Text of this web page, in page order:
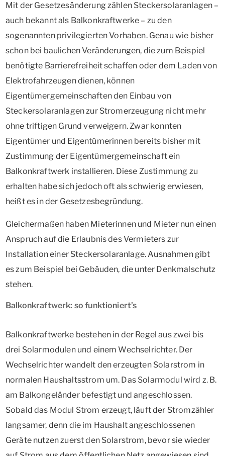
Mit der Gesetzesänderung zählen Steckersolaranlagen –
auch bekannt als Balkonkraftwerke – zu den
sogenannten privilegierten Vorhaben. Genau wie bisher
schon bei baulichen Veränderungen, die zum Beispiel
benötigte Barrierefreiheit schaffen oder dem Laden von
Elektrofahrzeugen dienen, können
Eigentümergemeinschaften den Einbau von
Steckersolaranlagen zur Stromerzeugung nicht mehr
ohne triftigen Grund verweigern. Zwar konnten
Eigentümer und Eigentümerinnen bereits bisher mit
Zustimmung der Eigentümergemeinschaft ein
Balkonkraftwerk installieren. Diese Zustimmung zu
erhalten habe sich jedoch oft als schwierig erwiesen,
heißt es in der Gesetzesbegründung.
Gleichermaßen haben Mieterinnen und Mieter nun einen
Anspruch auf die Erlaubnis des Vermieters zur
Installation einer Steckersolaranlage. Ausnahmen gibt
es zum Beispiel bei Gebäuden, die unter Denkmalschutz
stehen.
Balkonkraftwerk: so funktioniert’s
Balkonkraftwerke bestehen in der Regel aus zwei bis
drei Solarmodulen und einem Wechselrichter. Der
Wechselrichter wandelt den erzeugten Solarstrom in
normalen Haushaltsstrom um. Das Solarmodul wird z. B.
am Balkongeländer befestigt und angeschlossen.
Sobald das Modul Strom erzeugt, läuft der Stromzähler
langsamer, denn die im Haushalt angeschlossenen
Geräte nutzen zuerst den Solarstrom, bevor sie wieder